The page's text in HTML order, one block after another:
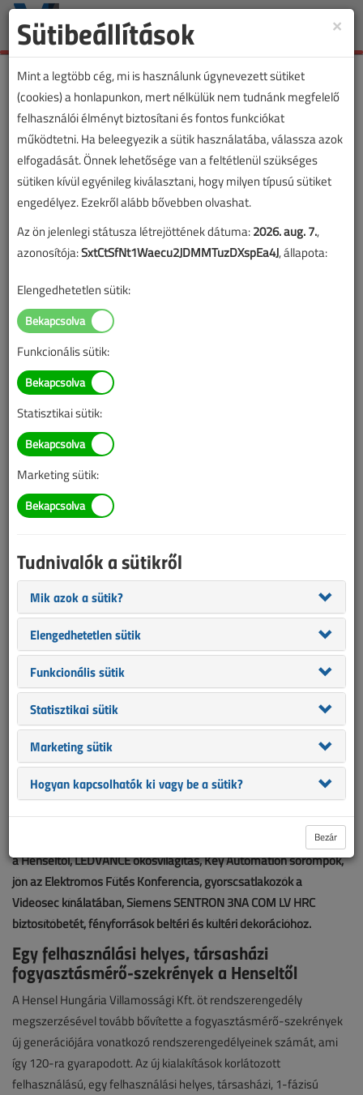
Toggle
Lapszám:
Hírek
Hensel, LEDVANCE, Power,
konferencia, Videosec,
Hírek, újdonságok
2022/5. lapszám|
Egy felhasználási helyes, társasházi fogyasztásmérő-szekrények
a Henseltől, LEDVANCE okosvilágítás, Key Automation sorompók,
jön az Elektromos Fűtés Konferencia, gyorscsatlakozók a
Videosec kínálatában, Siemens SENTRON 3NA COM LV HRC
biztosítóbetét, fényforrások beltéri és kültéri dekorációhoz.
Egy felhasználási helyes, társasházi
fogyasztásmérő-szekrények a Henseltől
A Hensel Hungária Villamossági Kft. öt rendszerengedély
megszerzésével tovább bővítette a fogyasztásmérő-szekrények
új generációjára vonatkozó rendszerengedélyeinek számát, ami
így 120-ra gyarapodott. Az új kialakítások korlátozott
felhasználású, egy felhasználási helyes, társasházi, 1-fázisú
×
Sütibeállítások
Mint a legtöbb cég, mi is használunk úgynevezett sütiket
(cookies) a honlapunkon, mert nélkülük nem tudnánk megfelelő
felhasználói élményt biztosítani és fontos funkciókat
működtetni. Ha beleegyezik a sütik használatába, válassza azok
elfogadását. Önnek lehetősége van a feltétlenül szükséges
sütiken kívül egyénileg kiválasztani, hogy milyen típusú sütiket
engedélyez. Ezekről alább bővebben olvashat.
Az ön jelenlegi státusza létrejöttének dátuma:2026. aug. 7.,
azonosítója:SxtCtSfNt1Waecu2JDMMTuzDXspEa4J, állapota:
Elengedhetetlen sütik:
Funkcionális sütik:
Statisztikai sütik:
Marketing sütik:
Tudnivalók a sütikről
Mik azok a sütik?
Elengedhetetlen sütik
Funkcionális sütik
Statisztikai sütik
Marketing sütik
Hogyan kapcsolhatók ki vagy be a sütik?
Bezár